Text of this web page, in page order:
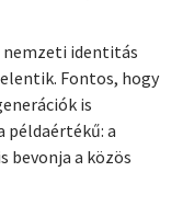
nemzeti identitás
Fontos, hogy
is
példaértékű: a
bevonja a közös